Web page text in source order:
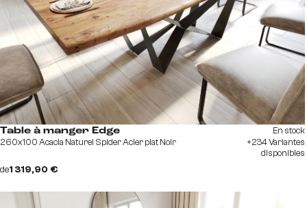
Table à manger Edge
260x100 Acacia Naturel Spider Acier plat Noir
de1 319,90 €
En stock
+234 Variantes
disponibles